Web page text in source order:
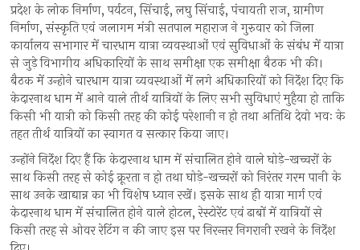
प्रदेश के लोक निर्माण, पर्यटन, सिंचाई, लघु सिंचाई, पंचायती राज, ग्रामीण
निर्माण, संस्कृति एवं जलागम मंत्री सतपाल महाराज ने गुरुवार को जिला
कार्यालय सभागार में चारधाम यात्रा व्यवस्थाओं एवं सुविधाओं के संबंध में यात्रा
से जुड़े विभागीय अधिकारियों के साथ समीक्षा एक समीक्षा बैठक भी की।
बैठक में उन्होने चारधाम यात्रा व्यवस्थाओं में लगे अधिकारियों को निर्देश दिए कि
केदारनाथ धाम में आने वाले तीर्थ यात्रियों के लिए सभी सुविधाएं मुहैया हो ताकि
किसी भी यात्री को किसी तरह की कोई परेशानी न हो तथा अतिथि देवो भवः के
तहत तीर्थ यात्रियों का स्वागत व सत्कार किया जाए।
उन्होंने निर्देश दिए हैं कि केदारनाथ धाम में संचालित होने वाले घोड़े-खच्चरों के
साथ किसी तरह से कोई क्रूरता न हो तथा घोड़े-खच्चरों को निरंतर गरम पानी के
साथ उनके खाद्यान्न का भी विशेष ध्यान रखें। इसके साथ ही यात्रा मार्ग एवं
केदारनाथ धाम में संचालित होने वाले होटल, रेस्टोरेंट एवं ढाबों में यात्रियों से
किसी तरह से ओवर रेटिंग न की जाए इस पर निरन्तर निगरानी रखने के निर्देश